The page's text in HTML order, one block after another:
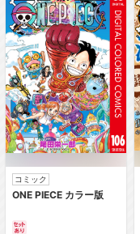
コミック
ONE PIECE カラー版